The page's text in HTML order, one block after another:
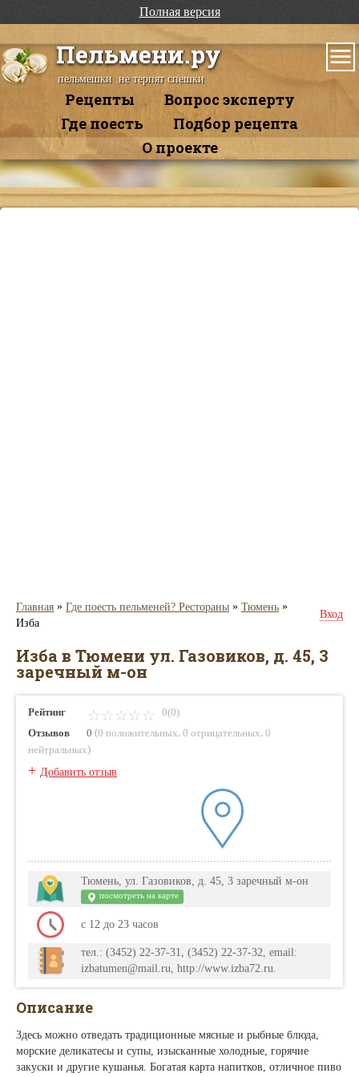
Полная версия
Пельмени.ру
пельмешки не терпят спешки
Рецепты
Вопрос эксперту
Где поесть
Подбор рецепта
О проекте
Главная » Где поесть пельменей? Рестораны » Тюмень »
Изба
Вход
Изба в Тюмени ул. Газовиков, д. 45, 3
заречный м-он
Рейтинг
0(0)
Отзывов
0 (0 положительных 0 отрицательных 0
нейтральных)
+ Добавить отзыв
Тюмень, ул. Газовиков, д. 45, 3 заречный м-он
посмотреть на карте
с 12 до 23 часов
тел.: (3452) 22-37-31, (3452) 22-37-32, email:
izbatumen@mail.ru, http://www.izba72.ru.
Описание
Здесь можно отведать традиционные мясные и рыбные блюда,
морские деликатесы и супы, изысканные холодные, горячие
закуски и другие кушанья. Богатая карта напитков, отличное пиво